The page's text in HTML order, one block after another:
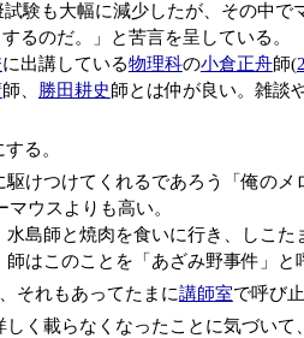
験も大幅に減少したが、その中で
るのだ。」と苦言を呈している。
に出講している物理科の小倉正舟師(
師、 勝田耕史師とは仲が良い。雑談
る。
けつけてくれるであろう「俺のメ
ウスよりも高い。
島師と焼肉を食いに行き、しこ
はこのことを「あざみ野事件」と
それもあってたまに講師室で呼び
く載らなくなったことに気づい